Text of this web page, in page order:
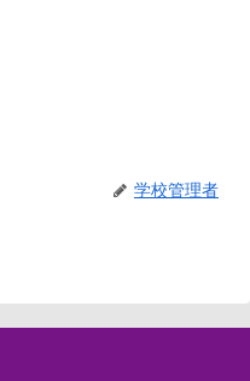
学校管理者